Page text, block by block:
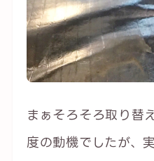
まぁそろそろ取り替
度の動機でしたが、